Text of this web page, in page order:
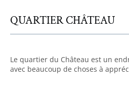
QUARTIER CHÂTEAU
Le quartier du Château est un
avec beaucoup de choses à